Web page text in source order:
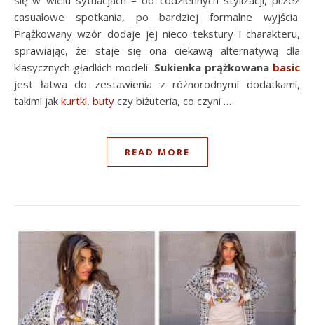
casualowe spotkania, po bardziej formalne wyjścia.
Prążkowany wzór dodaje jej nieco tekstury i charakteru,
sprawiając, że staje się ona ciekawą alternatywą dla
klasycznych gładkich modeli. Sukienka prążkowana basic
jest łatwa do zestawienia z różnorodnymi dodatkami,
takimi jak kurtki, buty czy biżuteria, co czyni …
READ MORE